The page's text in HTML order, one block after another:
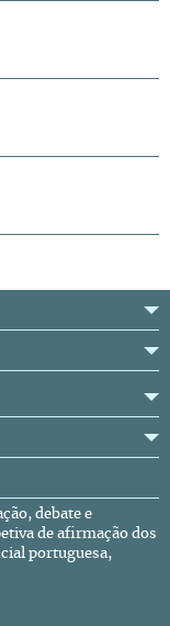
debate e
de afirmação dos
portuguesa,